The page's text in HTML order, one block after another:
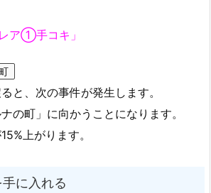
ア①手コキ」
と、次の事件が発生します。
の町」に向かうことになります。
上がります。
に入れる